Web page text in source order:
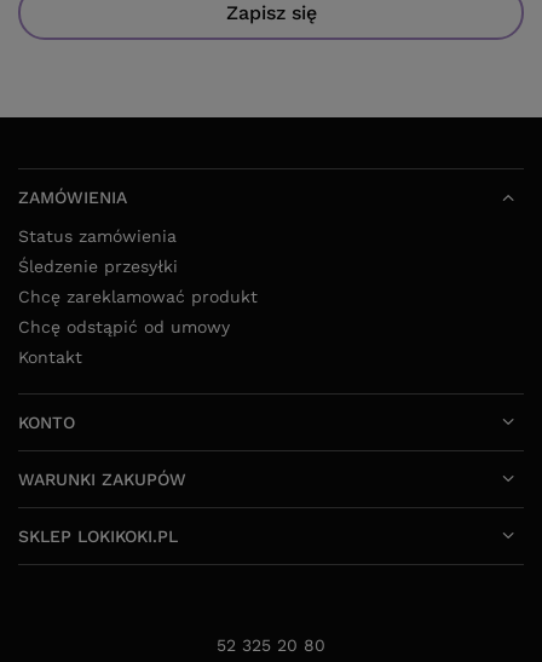
Zapisz się
ZAMÓWIENIA
Status zamówienia
Śledzenie przesyłki
Chcę zareklamować produkt
Chcę odstąpić od umowy
Kontakt
KONTO
WARUNKI ZAKUPÓW
SKLEP LOKIKOKI.PL
52 325 20 80